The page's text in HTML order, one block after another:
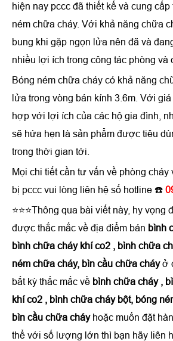
hiện nay pccc đã thiết kế và cung cấp
ném chữa cháy. Với khả năng chữa
bung khi gặp ngọn lửa nên đã và
nhiều lợi ích trong công tác phòng và
Bóng ném chữa cháy có khả năng
lửa trong vòng bán kính 3.6m. Với
hợp với lợi ích của các hộ gia đình,
sẽ hứa hẹn là sản phẩm được tiêu
trong thời gian tới.
Mọi chi tiết cần tư vấn về phòng cháy
bị pccc vui lòng liên hệ số hotline ☎️
⭐⭐⭐Thông qua bài viết này, hy vọng
được thắc mắc về địa điểm bán bình
bình chữa cháy khí co2 , bình chữa
ném chữa cháy, bìn cầu chữa cháy ở
bất kỳ thắc mắc về bình chữa cháy ,
khí co2 , bình chữa cháy bột, bóng
bìn cầu chữa cháy hoặc muốn đặt
thể với số lượng lớn thì bạn hãy liên